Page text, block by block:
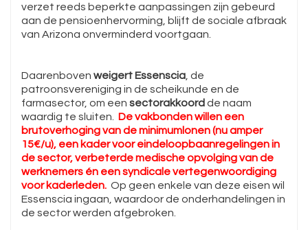
verzet reeds beperkte aanpassingen zijn gebeurd
aan de pensioenhervorming, blijft de sociale afbraak
van Arizona onverminderd voortgaan.
Daarenboven weigert Essenscia, de
patroonsvereniging in de scheikunde en de
farmasector, om een sectorakkoord de naam
waardig te sluiten. De vakbonden willen een
brutoverhoging van de minimumlonen (nu amper
15€/u), een kader voor eindeloopbaanregelingen in
de sector, verbeterde medische opvolging van de
werknemers én een syndicale vertegenwoordiging
voor kaderleden. Op geen enkele van deze eisen wil
Essenscia ingaan, waardoor de onderhandelingen in
de sector werden afgebroken.